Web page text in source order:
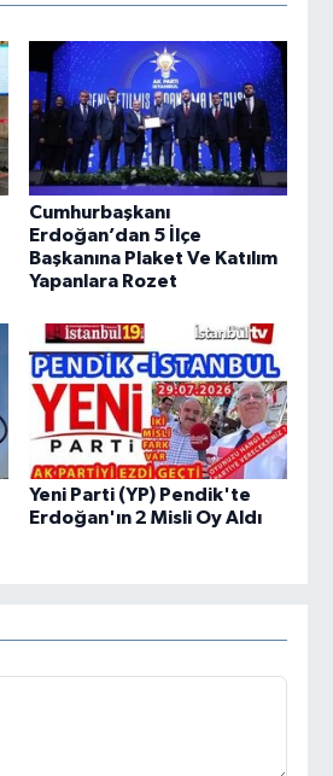
Cumhurbaşkanı
Erdoğan’dan 5 İlçe
Başkanına Plaket Ve Katılım
Yapanlara Rozet
Yeni Parti (YP) Pendik'te
Erdoğan'ın 2 Misli Oy Aldı